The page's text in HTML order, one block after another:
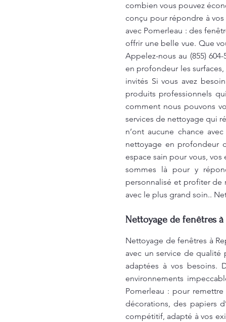
combien vous pouvez
conçu pour répondre à
avec Pomerleau : des
offrir une belle vue. Que
Appelez-nous au (855)
en profondeur les
invités Si vous avez
produits professionnels
comment nous pouvons
services de nettoyage qui
n’ont aucune chance
nettoyage en profondeur
espace sain pour vous,
sommes là pour y
personnalisé et profiter de
avec le plus grand soin..
Nettoyage de fenêtres
Nettoyage de fenêtres à
avec un service de qualité
adaptées à vos besoins.
environnements
Pomerleau : pour
décorations, des papiers
compétitif, adapté à vos